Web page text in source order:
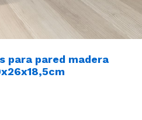
para pared madera